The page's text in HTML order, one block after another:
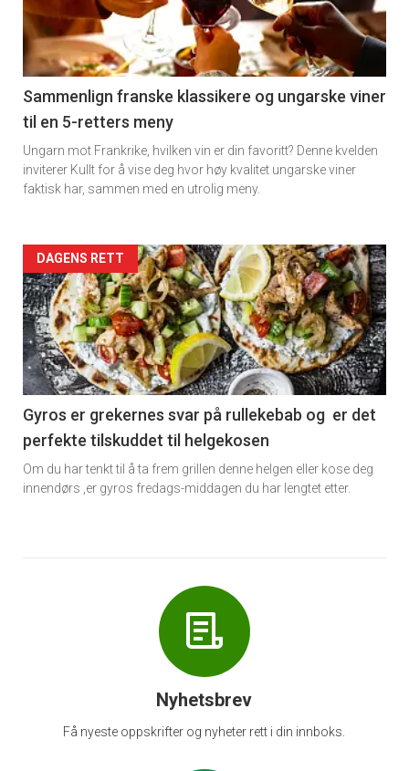
nå
-
5
Sammenlign franske klassikere og ungarske viner
til en 5-retters meny
Ungarn mot Frankrike, hvilken vin er din favoritt? Denne kvelden
inviterer Kullt for å vise deg hvor høy kvalitet ungarske viner
faktisk har, sammen med en utrolig meny.
Forsiden
akkurat
nå
-
6
DAGENS RETT
Gyros er grekernes svar på rullekebab og er det
perfekte tilskuddet til helgekosen
Om du har tenkt til å ta frem grillen denne helgen eller kose deg
innendørs ,er gyros fredags-middagen du har lengtet etter.
Nyhetsbrev
Få nyeste oppskrifter og nyheter rett i din innboks.